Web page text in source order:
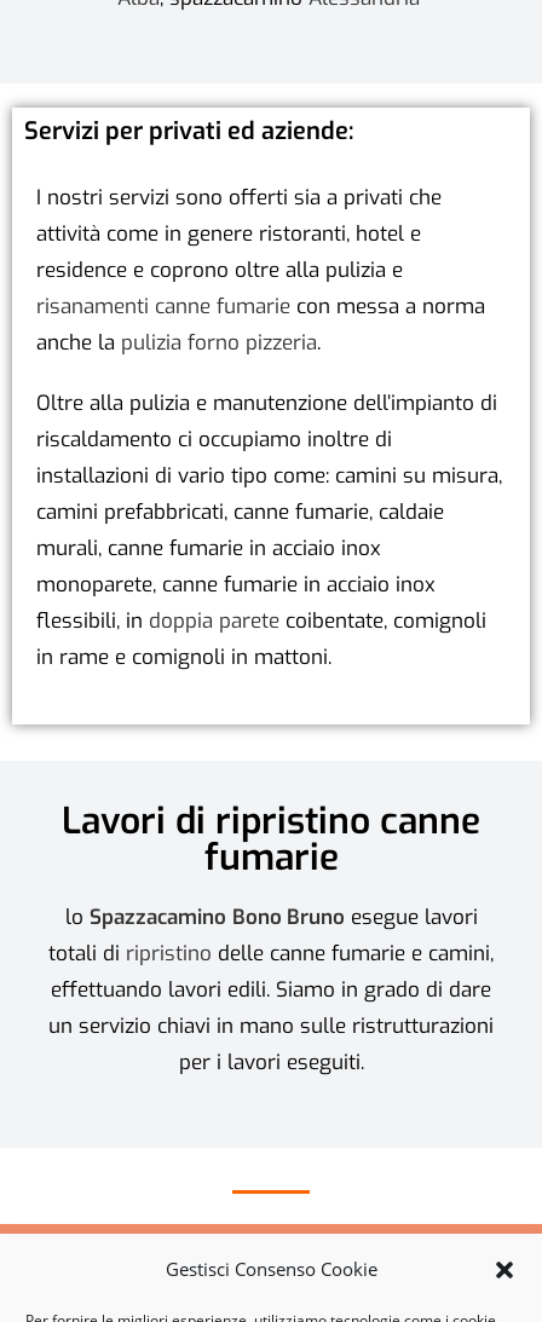
Gestisci Consenso Cookie
Servizi per privati ed aziende:
I nostri servizi sono offerti sia a privati che
attività come in genere ristoranti, hotel e
residence e coprono oltre alla pulizia e
risanamenti canne fumarie con messa a norma
anche la pulizia forno pizzeria.
Oltre alla pulizia e manutenzione dell’impianto di
riscaldamento ci occupiamo inoltre di
installazioni di vario tipo come: camini su misura,
camini prefabbricati, canne fumarie, caldaie
murali, canne fumarie in acciaio inox
monoparete, canne fumarie in acciaio inox
flessibili, in doppia parete coibentate, comignoli
in rame e comignoli in mattoni.
Lavori di ripristino canne
fumarie
lo Spazzacamino Bono Bruno esegue lavori
totali di ripristino delle canne fumarie e camini,
effettuando lavori edili. Siamo in grado di dare
un servizio chiavi in mano sulle ristrutturazioni
per i lavori eseguiti.
servizi non esitate a contattarci